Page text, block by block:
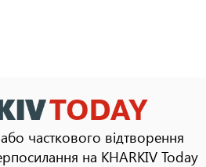
часткового відтворення
на KHARKIV Today